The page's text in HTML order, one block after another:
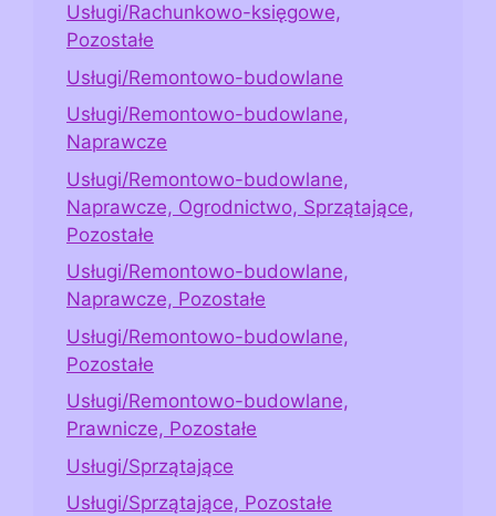
Usługi/Rachunkowo-księgowe,
Pozostałe
Usługi/Remontowo-budowlane
Usługi/Remontowo-budowlane,
Naprawcze
Usługi/Remontowo-budowlane,
Naprawcze, Ogrodnictwo, Sprzątające,
Pozostałe
Usługi/Remontowo-budowlane,
Naprawcze, Pozostałe
Usługi/Remontowo-budowlane,
Pozostałe
Usługi/Remontowo-budowlane,
Prawnicze, Pozostałe
Usługi/Sprzątające
Usługi/Sprzątające, Pozostałe